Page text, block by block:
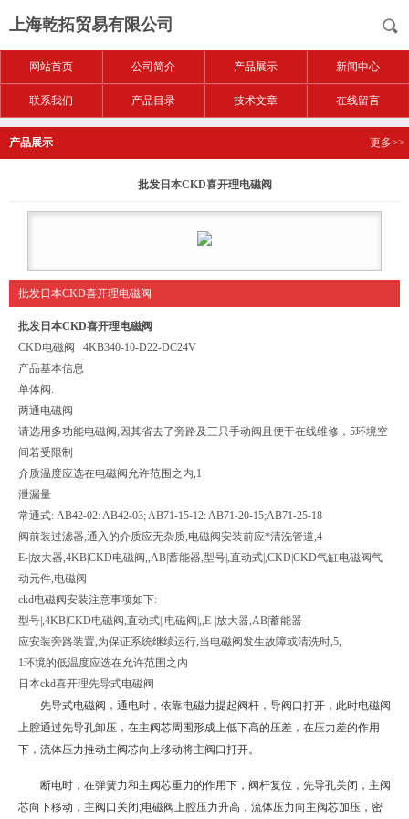
上海乾拓贸易有限公司
网站首页 公司简介 产品展示 新闻中心
联系我们 产品目录 技术文章 在线留言
产品展示 更多>>
批发日本CKD喜开理电磁阀
批发日本CKD喜开理电磁阀
批发日本CKD喜开理电磁阀
CKD电磁阀 4KB340-10-D22-DC24V
产品基本信息
单体阀:
两通电磁阀
请选用多功能电磁阀,因其省去了旁路及三只手动阀且便于在线维修，5环境空
间若受限制
介质温度应选在电磁阀允许范围之内,1
泄漏量
常通式: AB42-02: AB42-03; AB71-15-12: AB71-20-15;AB71-25-18
阀前装过滤器,通入的介质应无杂质,电磁阀安装前应*清洗管道,4
E-|放大器,4KB|CKD电磁阀,,AB|蓄能器,型号|,直动式|,CKD|CKD气缸电磁阀气
动元件,电磁阀
ckd电磁阀安装注意事项如下:
型号|,4KB|CKD电磁阀,直动式|,电磁阀|,,E-|放大器,AB|蓄能器
应安装旁路装置,为保证系统继续运行,当电磁阀发生故障或清洗时,5,
1环境的低温度应选在允许范围之内
日本ckd喜开理先导式电磁阀
先导式电磁阀，通电时，依靠电磁力提起阀杆，导阀口打开，此时电磁阀
上腔通过先导孔卸压，在主阀芯周围形成上低下高的压差，在压力差的作用
下，流体压力推动主阀芯向上移动将主阀口打开。
断电时，在弹簧力和主阀芯重力的作用下，阀杆复位，先导孔关闭，主阀
芯向下移动，主阀口关闭;电磁阀上腔压力升高，流体压力向主阀芯加压，密